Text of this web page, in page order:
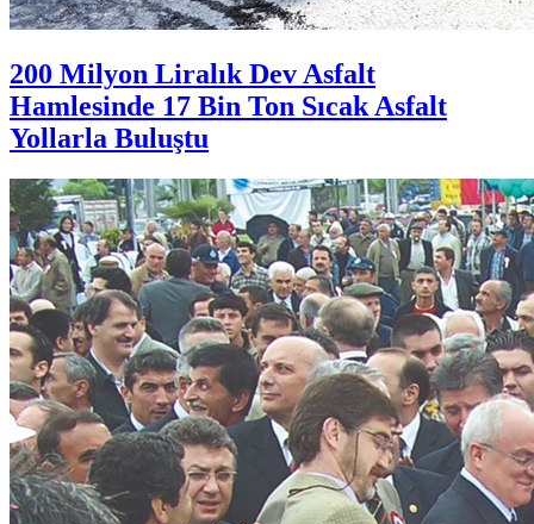
200 Milyon Liralık Dev Asfalt
Hamlesinde 17 Bin Ton Sıcak Asfalt
Yollarla Buluştu